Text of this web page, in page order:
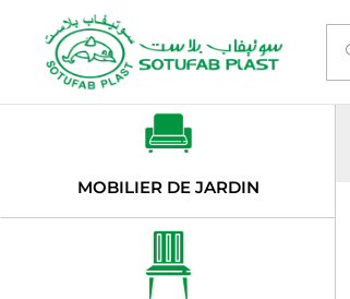
MOBILIER DE JARDIN